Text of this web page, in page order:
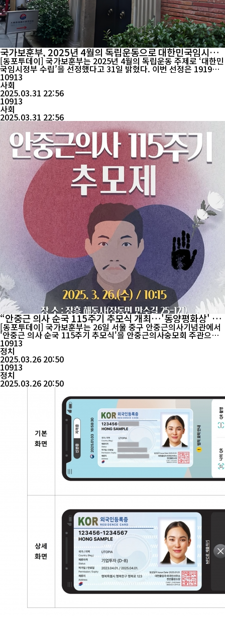
국가보훈부, 2025년 4월의 독립운동으로 대한민국임시정
부 수립 선정
[동포투데이] 국가보훈부는 2025년 4월의 독립운동 주제로 ‘대한민
국임시정부 수립’을 선정했다고 31일 밝혔다. 이번 선정은 1919년
4월 11일 중국 상하이에서 수립된 임시정부가 일제 강점기 민족 독
립운동의 구심점이자 오늘날 대한민국의 법통을 계승한 역사적 의미
를 기리기 위함이다. 대한민국임시정부는 1919년 3·1운동 정신을
이어받아 ‘민주공화제’를 표방하며 국민의 자유권과 평등권을 명
시...
10913
사회
2025.03.31 22:56
10913
사회
2025.03.31 22:56
“안중근 의사 순국 115주기 추모식 개최…'동양평화상' 日
대림사에 수여”
[동포투데이] 국가보훈부는 26일 서울 중구 안중근의사기념관에서
'안중근 의사 순국 115주기 추모식'을 안중근의사숭모회 주관으로
개최했다. 이날 행사에는 강정애 국가보훈부 장관, 김황식 안중근의
사숭모회 이사장을 비롯해 독립유공자 유족, 숭모회원 등 200여 명
이 참석해 애국선열의 희생정신을 기렸다. 추모식은 국민의례를 시
작으로 안중근 의사의 약전(略傳) 봉독, 유언집 '최후의 진술' 낭독,
추모사, ...
10913
정치
2025.03.26 20:50
10913
정치
2025.03.26 20:50